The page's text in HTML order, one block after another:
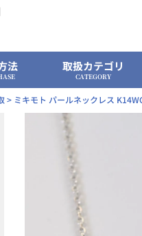
法 取扱カテゴリ
CATEGORY
> ミキモト パールネックレス